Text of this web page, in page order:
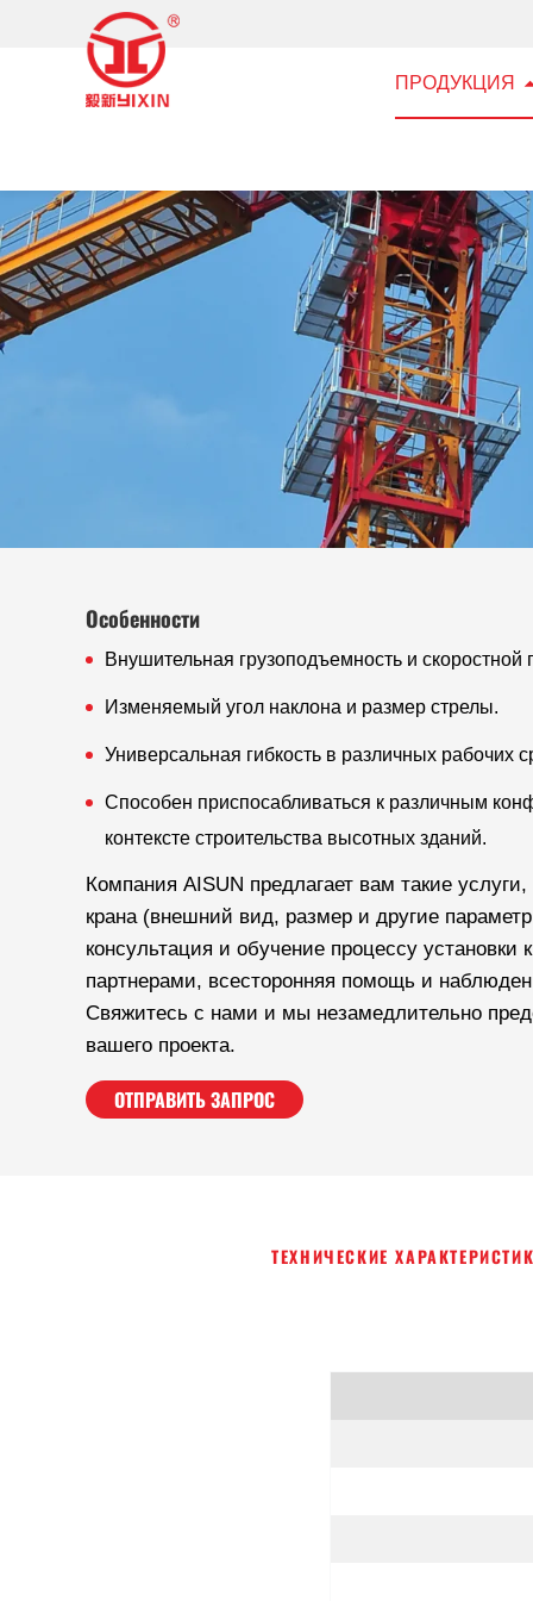
ПРОДУКЦИЯ
Продукция
L5016-10
БАШЕННЫЙ КРАН С
КРАН С ПОДЪЕМНОЙ СТРЕЛОЙ
Особенности
Внушительная грузоподъемность и скоростной
Изменяемый угол наклона и размер стрелы.
Универсальная гибкость в различных рабочих
Способен приспосабливаться к различным
контексте строительства высотных зданий.
Компания AISUN предлагает вам такие
крана (внешний вид, размер и другие
консультация и обучение процессу
партнерами, всесторонняя помощь и
Свяжитесь с нами и мы незамедлительно
вашего проекта.
ОТПРАВИТЬ ЗАПРОС
ТЕХНИЧЕСКИЕ